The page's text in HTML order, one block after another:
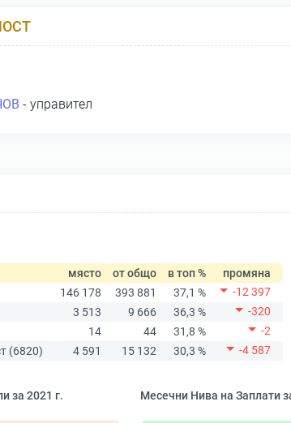
- управител
място от общо в топ %
промяна
146 178 393 881 37,1 %
-12 397
3 513 9 666 36,3 %
-320
14 44 31,8 %
-2
(6820)
4 591 15 132 30,3 % -4 587
за 2021 г. Месечни Нива на Заплати